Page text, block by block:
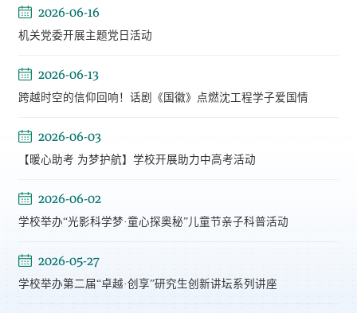
2026-06-16
机关党委开展主题党日活动
2026-06-13
跨越时空的信仰回响！话剧《国徽》点燃沈工程学子爱国情
2026-06-03
【暖心助考 为梦护航】学校开展助力中高考活动
2026-06-02
学校举办“光影科学梦·童心探奥秘”儿童节亲子科普活动
2026-05-27
学校举办第二届“卓越·创享”研究生创新讲坛系列讲座